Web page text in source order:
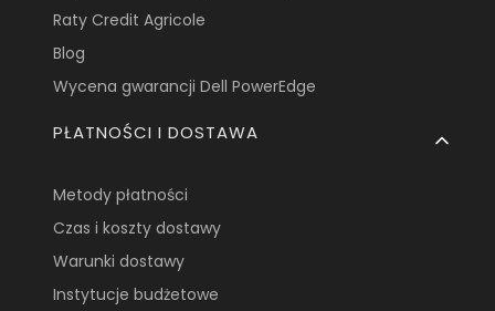
Raty Credit Agricole
Blog
Wycena gwarancji Dell PowerEdge
PŁATNOŚCI I DOSTAWA
Metody płatności
Czas i koszty dostawy
Warunki dostawy
Instytucje budżetowe